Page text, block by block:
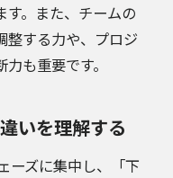
す。また、チームの
整する力や、プロジ
も重要です。
いを理解する
ーズに集中し、「下